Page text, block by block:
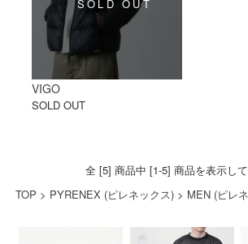
VIGO
SOLD OUT
全 [5] 商品中 [1-5] 商品を表示し
TOP > PYRENEX (ピレネックス)> MEN (ピレ